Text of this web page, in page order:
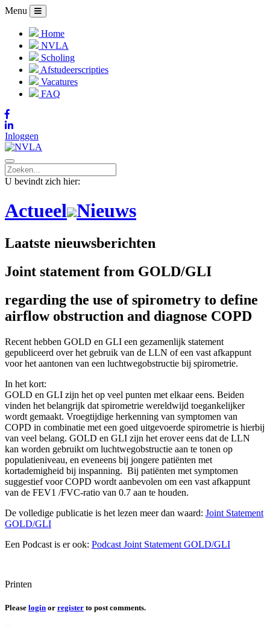
Menu
Home
NVLA
Scholing
Afstudeerscripties
Vacatures
FAQ
Inloggen
U bevindt zich hier:
Actueel Nieuws
Laatste nieuwsberichten
Joint statement from GOLD/GLI
regarding the use of spirometry to define
airflow obstruction and diagnose COPD
Recent hebben GOLD en GLI een gezamenlijk statement
gepubliceerd over het gebruik van de LLN of een vast afkappunt
voor het aantonen van een luchtwegobstructie bij spirometrie.
In het kort:
GOLD en GLI zijn het op veel punten met elkaar eens. Beiden
vinden het belangrijk dat spirometrie wereldwijd toegankelijker
wordt gemaakt. Vroegtijdige herkenning van symptomen van
COPD in combinatie met een goed uitgevoerde spirometrie is hierbij
van veel belang. GOLD en GLI zijn het erover eens dat de LLN
kan worden gebruikt om luchtwegobstructie aan te tonen op
populatieniveau, en eveneens bij jongere patiënten met
kortademigheid bij inspanning. Bij patiënten met symptomen
suggestief voor COPD wordt aanbevolen om een vast afkappunt
van de FEV1 /FVC-ratio van 0.7 aan te houden.
De volledige publicatie is het lezen meer dan waard: Joint Statement
GOLD/GLI
Een Podcast is er ook: Podcast Joint Statement GOLD/GLI
Printen
Please login or register to post comments.